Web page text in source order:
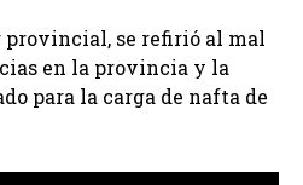
provincial, se refirió al mal
en la provincia y la
para la carga de nafta de